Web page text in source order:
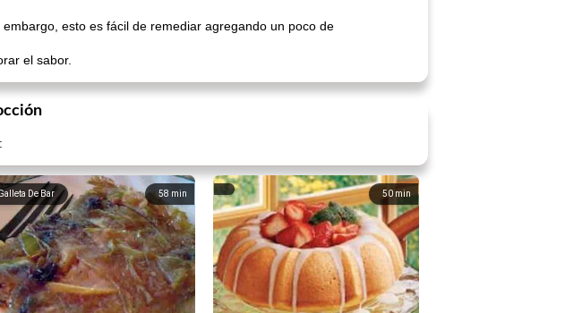
esto es fácil de remediar agregando un poco de
el sabor.
58 min
De Bar 50 min